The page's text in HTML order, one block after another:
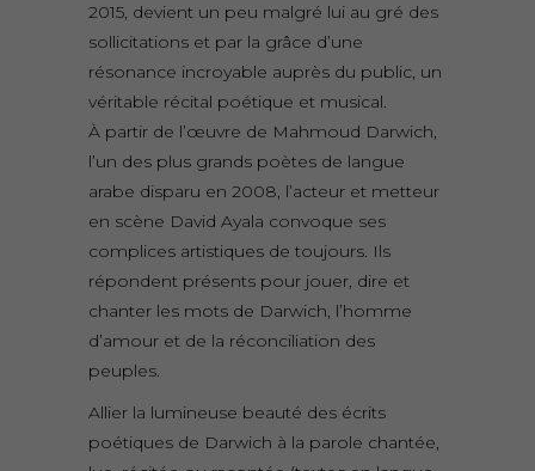
2015, devient un peu malgré lui au gré des
sollicitations et par la grâce d’une
résonance incroyable auprès du public, un
véritable récital poétique et musical.
À partir de l’œuvre de Mahmoud Darwich,
l’un des plus grands poètes de langue
arabe disparu en 2008, l’acteur et metteur
en scène David Ayala convoque ses
complices artistiques de toujours. Ils
répondent présents pour jouer, dire et
chanter les mots de Darwich, l’homme
d’amour et de la réconciliation des
peuples.
Allier la lumineuse beauté des écrits
poétiques de Darwich à la parole chantée,